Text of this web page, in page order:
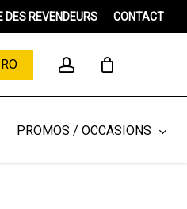
DES REVENDEURS CONTACT
account
PROMOS / OCCASIONS
Close
Menu